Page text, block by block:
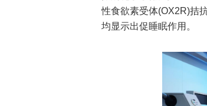
性食欲素受体(OX2R)拮
均显示出促睡眠作用。